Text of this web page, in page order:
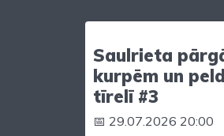
Saulrieta
kurpēm un
tīrelī #3
📅 29.07.2026 20:00